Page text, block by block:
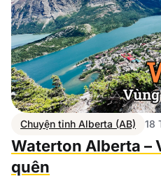
Chuyện tỉnh Alberta (AB) 18
Waterton Alberta –
quên